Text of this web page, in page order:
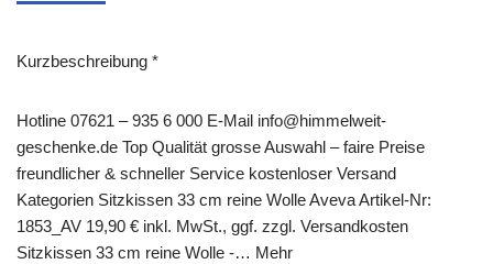
Kurzbeschreibung *
Hotline 07621 – 935 6 000 E-Mail info@himmelweit-
geschenke.de Top Qualität grosse Auswahl – faire Preise
freundlicher & schneller Service kostenloser Versand
Kategorien Sitzkissen 33 cm reine Wolle Aveva Artikel-Nr:
1853_AV 19,90 € inkl. MwSt., ggf. zzgl. Versandkosten
Sitzkissen 33 cm reine Wolle -… Mehr